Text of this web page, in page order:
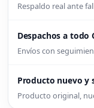
Respaldo real ante
Despachos a todo
Envíos con
Producto nuevo y
Producto original,